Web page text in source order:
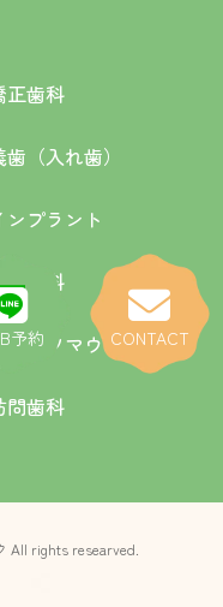
予約 CONTACT
正歯科
歯（入れ歯）
ンプラント
腔外科
ポーツマウスガード
問歯科
All rights researved.